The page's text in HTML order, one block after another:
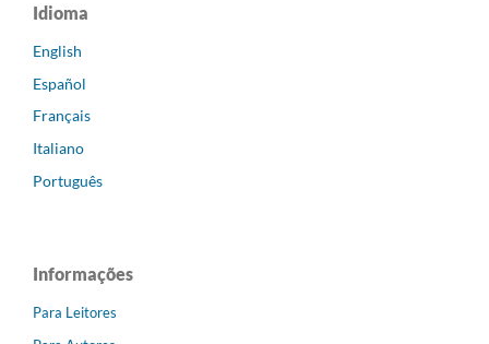
Idioma
English
Español
Français
Italiano
Português
Informações
Para Leitores